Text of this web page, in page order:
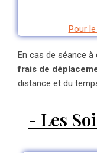
Pour
En cas de séance
frais de
distance et du
- Les